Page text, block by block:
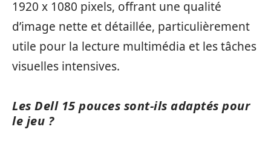
1920 x 1080 pixels, offrant une qualité
d’image nette et détaillée, particulièrement
utile pour la lecture multimédia et les tâches
visuelles intensives.
Les Dell 15 pouces sont-ils adaptés pour
le jeu ?